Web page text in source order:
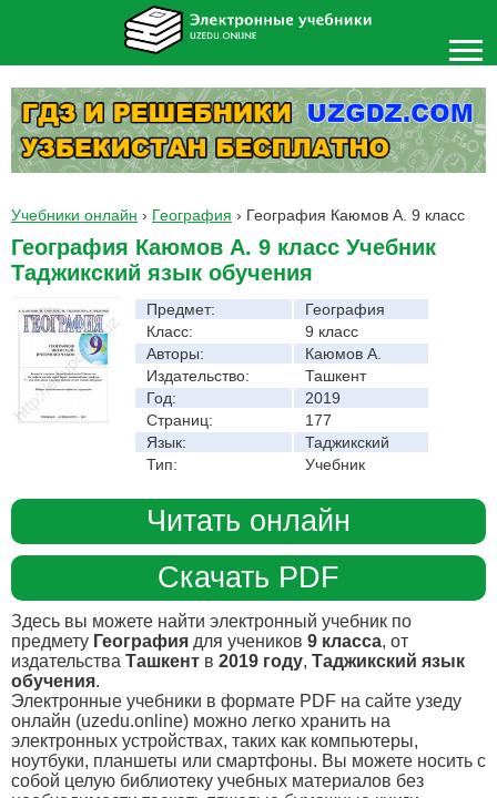
Учебники онлайн › География › География Каюмов А. 9 класс
География Каюмов А. 9 класс Учебник
Таджикский язык обучения
Предмет:
География
Класс:
9 класс
Авторы:
Каюмов А.
Издательство:
Ташкент
Год:
2019
Страниц:
177
Язык:
Таджикский
Тип:
Учебник
Читать онлайн
Скачать PDF
Здесь вы можете найти электронный учебник по
предмету География для учеников 9 класса, от
издательства Ташкент в 2019 году, Таджикский язык
обучения.
Электронные учебники в формате PDF на сайте узеду
онлайн (uzedu.online) можно легко хранить на
электронных устройствах, таких как компьютеры,
ноутбуки, планшеты или смартфоны. Вы можете носить с
собой целую библиотеку учебных материалов без